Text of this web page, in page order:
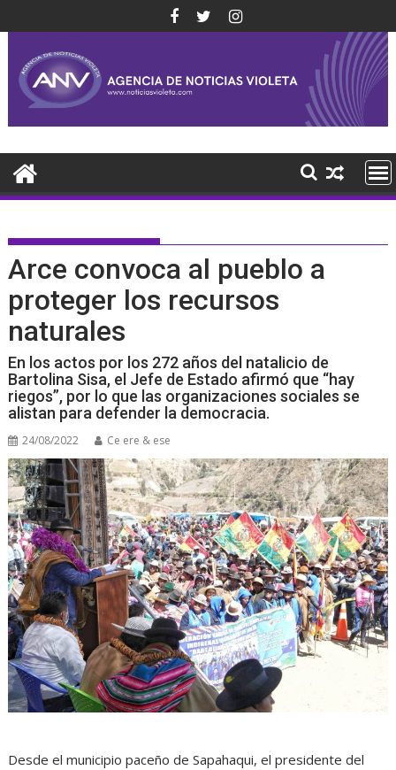
al
contenido
Arce convoca al pueblo a
proteger los recursos
naturales
En los actos por los 272 años del natalicio de
Bartolina Sisa, el Jefe de Estado afirmó que “hay
riegos”, por lo que las organizaciones sociales se
alistan para defender la democracia.
24/08/2022 Ce ere & ese
Desde el municipio paceño de Sapahaqui, el presidente del